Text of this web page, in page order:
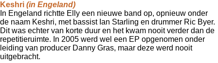
Keshri (in Engeland)
In Engeland richtte Elly een nieuwe band op, opnieuw onder
de naam Keshri, met bassist Ian Starling en drummer Ric Byer.
Dit was echter van korte duur en het kwam nooit verder dan de
repetitieruimte. In 2005 werd wel een EP opgenomen onder
leiding van producer Danny Gras, maar deze werd nooit
uitgebracht.